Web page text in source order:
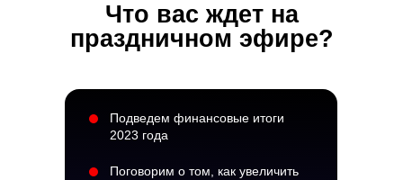
Что вас ждет на
праздничном эфире?
Подведем финансовые итоги
2023 года
Поговорим о том, как увеличить